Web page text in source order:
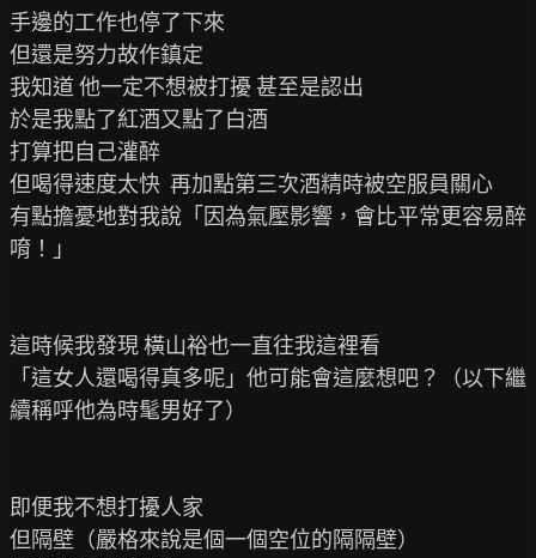
手邊的工作也停了下來
但還是努力故作鎮定
我知道 他一定不想被打擾 甚至是認出
於是我點了紅酒又點了白酒
打算把自己灌醉
但喝得速度太快  再加點第三次酒精時被空服員關心
有點擔憂地對我說「因為氣壓影響，會比平常更容易醉
唷！」
這時候我發現 橫山裕也一直往我這裡看
「這女人還喝得真多呢」他可能會這麼想吧？（以下繼
續稱呼他為時髦男好了）
即便我不想打擾人家
但隔壁（嚴格來說是個一個空位的隔隔壁）